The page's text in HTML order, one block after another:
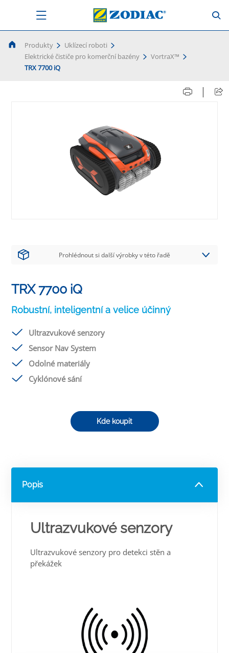
Produkty
Uklízecí roboti
Elektrické čističe pro komerční bazény
VortraX™
TRX 7700 iQ
|
Prohlédnout si další výrobky v této řadě
TRX 7700 iQ
Robustní, inteligentní a velice účinný
Ultrazvukové senzory
Sensor Nav System
Odolné materiály
Cyklónové sání
Kde koupit
Popis
Ultrazvukové senzory
Ultrazvukové senzory pro detekci stěn a
překážek